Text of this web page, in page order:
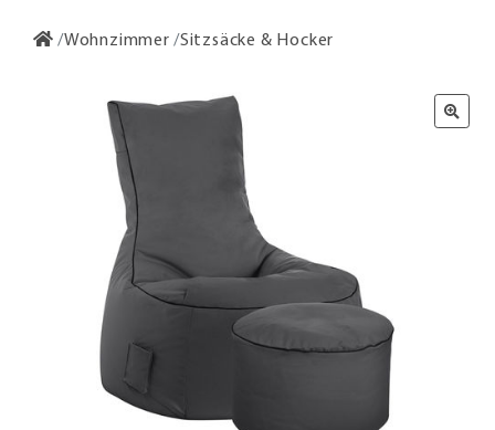
Wohnzimmer Sitzsäcke & Hocker